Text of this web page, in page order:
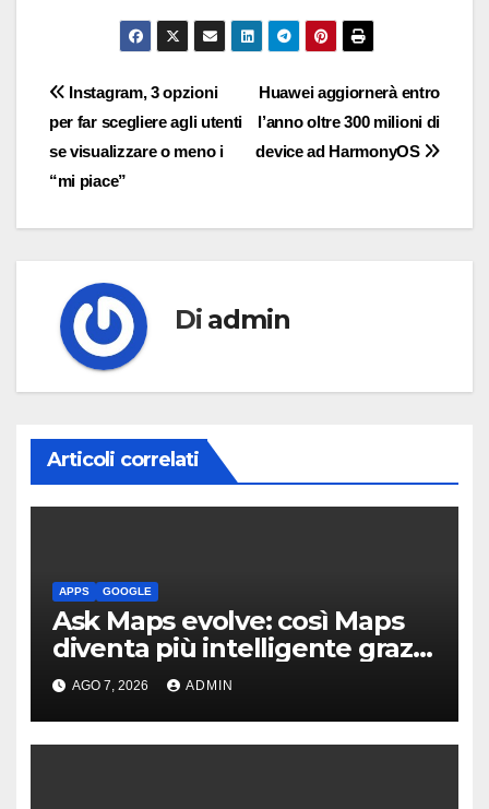
Navigazione
articoli
Huawei aggiornerà entro
l’anno oltre 300 milioni di
device ad HarmonyOS
Instagram, 3 opzioni
per far scegliere agli utenti
se visualizzare o meno i
“mi piace”
Di admin
Articoli correlati
APPS GOOGLE
Ask Maps evolve: così Maps
diventa più intelligente grazie
a Gemini
AGO 7, 2026 ADMIN